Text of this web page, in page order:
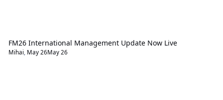
FM26 International Management Update Now Live
Mihai, May 26May 26